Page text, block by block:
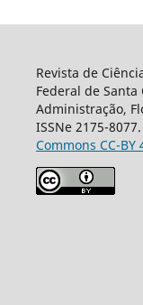
Revista de
Federal de
Administração,
ISSNe 2175-
Commons CC-BY